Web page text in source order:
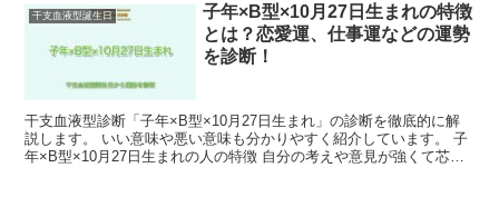
干支血液型誕生日
子年×B型×10月27日生まれの特徴
とは？恋愛運、仕事運などの運勢
を診断！
干支血液型診断「子年×B型×10月27日生まれ」の診断を徹底的に解
説します。 いい意味や悪い意味も分かりやすく紹介しています。 子
年×B型×10月27日生まれの人の特徴 自分の考えや意見が強くて芯が